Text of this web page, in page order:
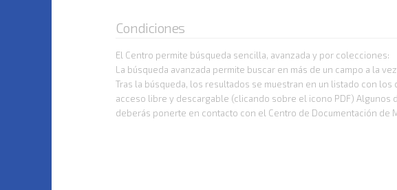
Condiciones
El Centro permite búsqueda sencilla, avanzada y por colecciones:
La búsqueda avanzada permite buscar en más de un campo a la
Tras la búsqueda, los resultados se muestran en un listado con
acceso libre y descargable (clicando sobre el icono PDF)
deberás ponerte en contacto con el Centro de Documentación de